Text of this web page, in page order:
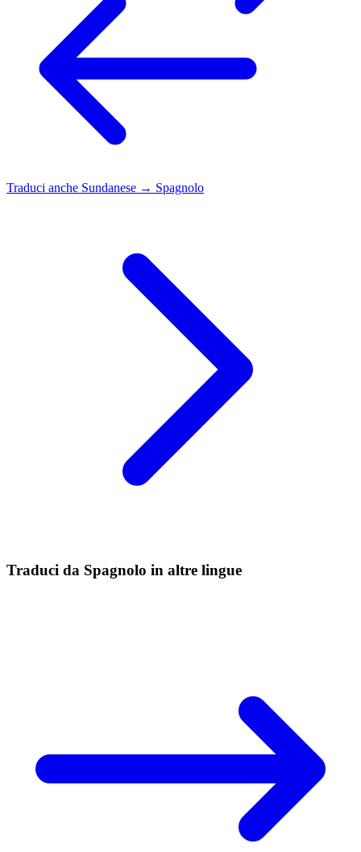
Traduci anche Sundanese → Spagnolo
Traduci da Spagnolo in altre lingue